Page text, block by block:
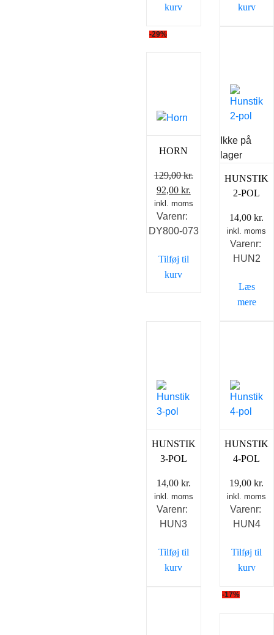
kurv
kurv
-29%
HORN
129,00kr.
Den
oprindelige
pris
var:
92,00 kr.
aktuelle
er:
inkl. moms
Varenr:
DY800-073
Tilføj til
kurv
Ikke på
lager
HUNSTIK
2-POL
14,00kr.
inkl. moms
Varenr:
HUN2
Læs
mere
HUNSTIK
3-POL
14,00 kr.
inkl. moms
Varenr:
HUN3
Tilføj til
kurv
HUNSTIK
4-POL
19,00kr.
inkl. moms
Varenr:
HUN4
Tilføj til
kurv
-17%